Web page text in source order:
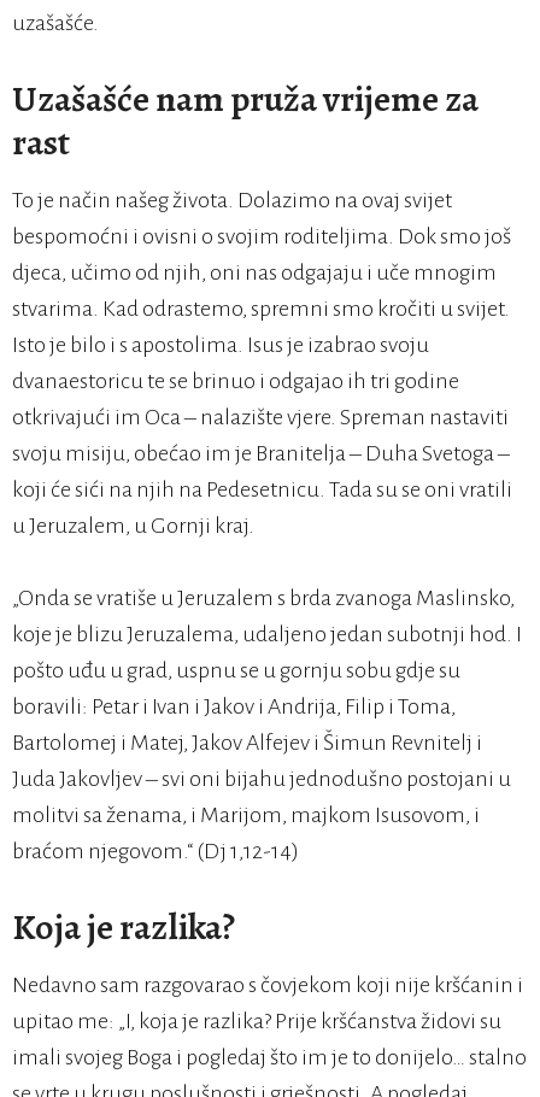
uzašašće.
Uzašašće nam pruža vrijeme za
rast
To je način našeg života. Dolazimo na ovaj svijet
bespomoćni i ovisni o svojim roditeljima. Dok smo još
djeca, učimo od njih, oni nas odgajaju i uče mnogim
stvarima. Kad odrastemo, spremni smo kročiti u svijet.
Isto je bilo i s apostolima. Isus je izabrao svoju
dvanaestoricu te se brinuo i odgajao ih tri godine
otkrivajući im Oca – nalazište vjere. Spreman nastaviti
svoju misiju, obećao im je Branitelja – Duha Svetoga –
koji će sići na njih na Pedesetnicu. Tada su se oni vratili
u Jeruzalem, u Gornji kraj.
„Onda se vratiše u Jeruzalem s brda zvanoga Maslinsko,
koje je blizu Jeruzalema, udaljeno jedan subotnji hod. I
pošto uđu u grad, uspnu se u gornju sobu gdje su
boravili: Petar i Ivan i Jakov i Andrija, Filip i Toma,
Bartolomej i Matej, Jakov Alfejev i Šimun Revnitelj i
Juda Jakovljev – svi oni bijahu jednodušno postojani u
molitvi sa ženama, i Marijom, majkom Isusovom, i
braćom njegovom.“ (Dj 1,12-14)
Koja je razlika?
Nedavno sam razgovarao s čovjekom koji nije kršćanin i
upitao me: „I, koja je razlika? Prije kršćanstva židovi su
imali svojeg Boga i pogledaj što im je to donijelo… stalno